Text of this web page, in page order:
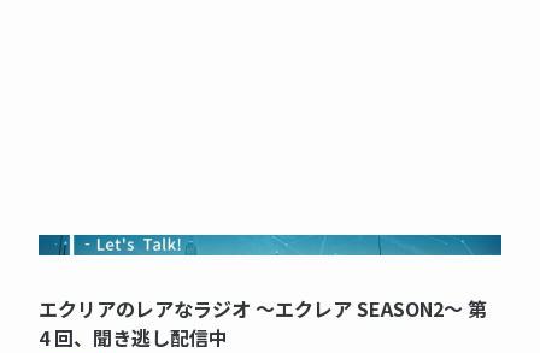
NOW PRINTING...
エクリアのレアなラジオ ～エクレア SEASON2～ 第
4 回、聞き逃し配信中